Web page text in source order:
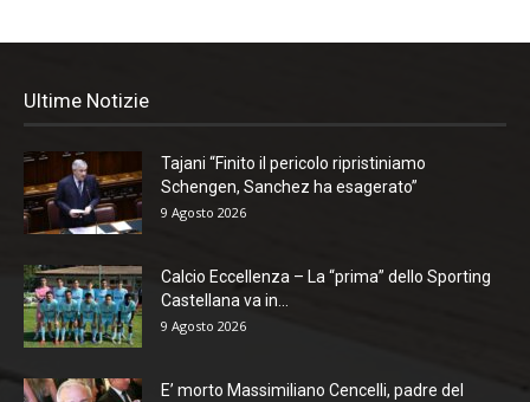
Ultime Notizie
Tajani “Finito il pericolo ripristiniamo
Schengen, Sanchez ha esagerato”
9 Agosto 2026
Calcio Eccellenza – La “prima” dello Sporting
Castellana va in...
9 Agosto 2026
E’ morto Massimiliano Cencelli, padre del